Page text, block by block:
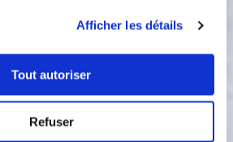
Afficher les détails
Tout autoriser
Refuser
moule Layer Cake 24 cm Guy Demarle.
Versez délicatement la préparation